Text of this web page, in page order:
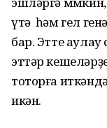
үтә һәм гел
бар. Этте аулау
эттәр
тоторға
икән.